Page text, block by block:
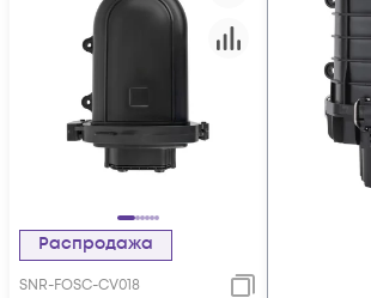
Распродажа
SNR-FOSC-CV018